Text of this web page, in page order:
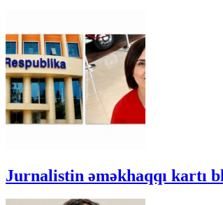
Jurnalistin əməkhaqqı kartı